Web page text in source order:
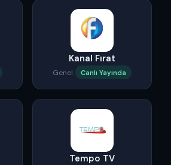
Kanal Fırat
Genel Canlı Yayında
Tempo TV